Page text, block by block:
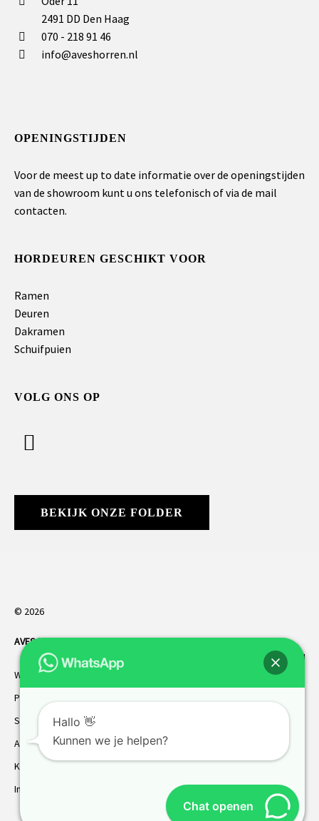
2491 DD Den Haag
070 - 218 91 46
info@aveshorren.nl
OPENINGSTIJDEN
Voor de meest up to date informatie over de openingstijden
van de showroom kunt u ons telefonisch of via de mail
contacten.
HORDEUREN GESCHIKT VOOR
Ramen
Deuren
Dakramen
Schuifpuien
VOLG ONS OP
BEKIJK ONZE FOLDER
© 2026
AVES HORREN. Alle rechten voorbehouden.
Webdesign Vanoo Media
Privacybeleid
Sitemap
AVES garantie
Klantenservice
Inmeten
Chat openen
Hallo 👋
Kunnen we je helpen?